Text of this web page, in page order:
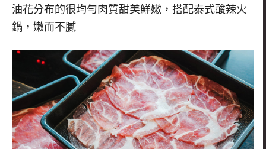
油花分布的很均勻肉質甜美鮮嫩，搭配泰式酸辣火
鍋，嫩而不膩